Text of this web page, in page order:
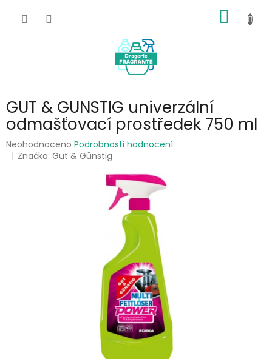
KOŠÍK
GUT & GUNSTIG univerzální
odmašťovací prostředek 750 ml
Průměrné
hodnocení
Neohodnoceno Podrobnosti hodnocení
Značka:Gut & Günstig